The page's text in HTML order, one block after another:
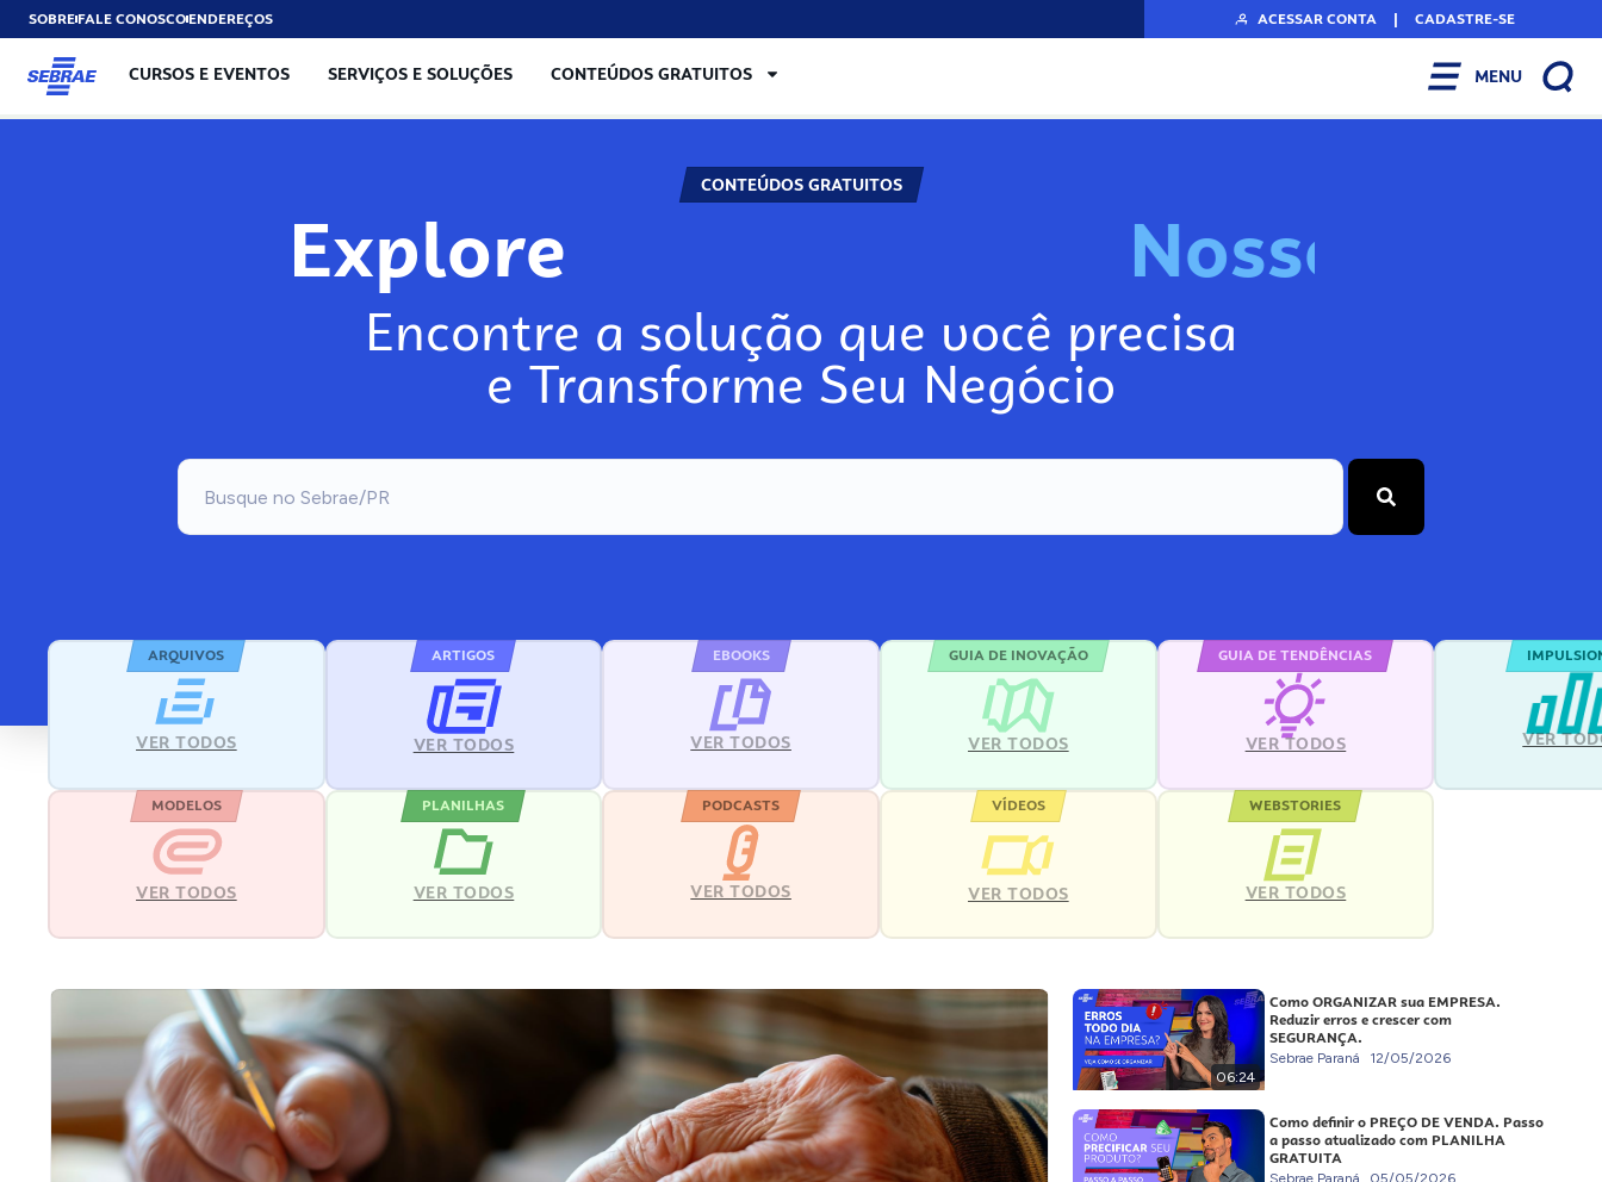
SOBREFALE CONOSCOENDEREÇOS ACESSAR CONTA | CADASTRE-SE
CURSOS E EVENTOS SERVIÇOS E SOLUÇÕES CONTEÚDOS GRATUITOS MENU
CONTEÚDOS GRATUITOS
Explore Nosso
Encontre a solução que você precisa
e Transforme Seu Negócio
ARQUIVOS
VER TODOS
ARTIGOS
VER TODOS
EBOOKS
VER TODOS
GUIA DE INOVAÇÃO
VER TODOS
GUIA DE TENDÊNCIAS
VER TODOS VER
MODELOS
VER TODOS
PLANILHAS
VER TODOS
PODCASTS
VER TODOS
VÍDEOS
VER TODOS
WEBSTORIES
VER TODOS
06:24
Como ORGANIZAR sua EMPRESA.
Reduzir erros e crescer com
SEGURANÇA.
Sebrae Paraná 12/05/2026
Como definir o PREÇO DE VENDA. Passo
a passo atualizado com PLANILHA
GRATUITA
Sebrae Paraná 05/05/2026